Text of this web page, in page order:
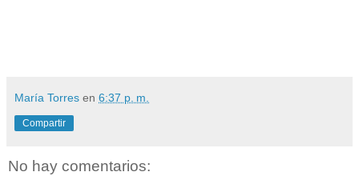
María Torres en 6:37 p. m.
Compartir
No hay comentarios: